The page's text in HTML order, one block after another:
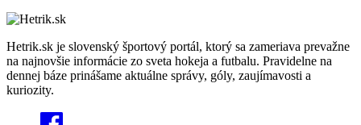
Hetrik.sk je slovenský športový portál, ktorý sa zameriava prevažne
na najnovšie informácie zo sveta hokeja a futbalu. Pravidelne na
dennej báze prinášame aktuálne správy, góly, zaujímavosti a
kuriozity.